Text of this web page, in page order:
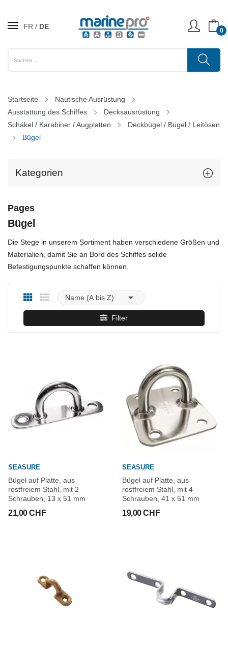
FR DE 0
Startseite
Nautische Ausrüstung
Ausstattung des Schiffes
Decksausrüstung
Schäkel / Karabiner / Augplatten
Deckbügel / Bügel / Leitösen
Bügel
Kategorien
Pages
Bügel
Die Stege in unserem Sortiment haben verschiedene Größen und
Materialien, damit Sie an Bord des Schiffes solide
Befestigungspunkte schaffen können.
Name (A bis Z) 
Filter
SEASURE
Bügel auf Platte, aus
rostfreiem Stahl, mit 2
Schrauben, 13 x 51 mm
21,00 CHF
SEASURE
Bügel auf Platte, aus
rostfreiem Stahl, mit 4
Schrauben, 41 x 51 mm
19,00 CHF